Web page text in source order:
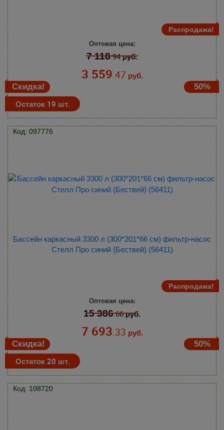
Распродажа!
Оптовая цена:
7 118.94руб.
3 559.47 руб.
50%
Скидка!
Остаток 19 шт.
Код: 097776
Бассейн каркасный 3300 л (300*201*66 см) фильтр-насос
Стелл Про синий (Бествей) (56411)
Распродажа!
Оптовая цена:
15 386.66руб.
7 693.33 руб.
50%
Скидка!
Остаток 20 шт.
Код: 108720